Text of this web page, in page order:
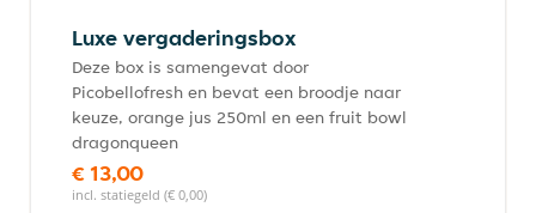
Luxe vergaderingsbox
Deze box is samengevat door
Picobellofresh en bevat een broodje naar
keuze, orange jus 250ml en een fruit bowl
dragonqueen
€ 13,00
incl. statiegeld (€ 0,00)